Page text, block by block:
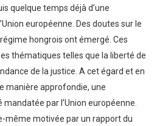
quelque temps déjà d’une
européenne. Des doutes sur le
hongrois ont émergé. Ces
thématiques telles que la liberté de
de la justice. A cet égard et en
manière approfondie, une
mandatée par l’Union européenne.
même motivée par un rapport du